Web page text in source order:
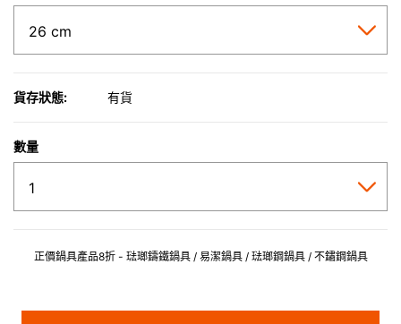
貨存狀態: 有貨
數量
正價鍋具產品8折 - 琺瑯鑄鐵鍋具 / 易潔鍋具 / 琺瑯鋼鍋具 / 不鏽鋼鍋具